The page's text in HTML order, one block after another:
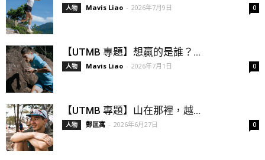
人物 Mavis Liao - 2026年7月9日 0
【UTMB 專題】想贏的是誰？...
人物 Mavis Liao - 2026年7月1日 0
【UTMB 專題】山在那裡，越...
人物 鄭匡寓 - 2026年6月27日 0